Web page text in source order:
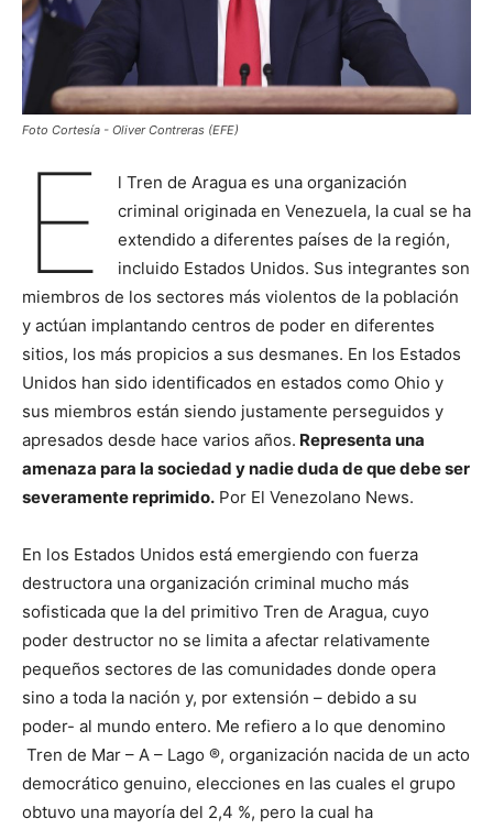
Foto Cortesía - Oliver Contreras (EFE)
E
l Tren de Aragua es una organización
criminal originada en Venezuela, la cual se ha
extendido a diferentes países de la región,
incluido Estados Unidos. Sus integrantes son
miembros de los sectores más violentos de la población
y actúan implantando centros de poder en diferentes
sitios, los más propicios a sus desmanes. En los Estados
Unidos han sido identificados en estados como Ohio y
sus miembros están siendo justamente perseguidos y
apresados desde hace varios años. Representa una
amenaza para la sociedad y nadie duda de que debe ser
severamente reprimido. Por El Venezolano News.
En los Estados Unidos está emergiendo con fuerza
destructora una organización criminal mucho más
sofisticada que la del primitivo Tren de Aragua, cuyo
poder destructor no se limita a afectar relativamente
pequeños sectores de las comunidades donde opera
sino a toda la nación y, por extensión – debido a su
poder- al mundo entero. Me refiero a lo que denomino
Tren de Mar – A – Lago ®, organización nacida de un acto
democrático genuino, elecciones en las cuales el grupo
obtuvo una mayoría del 2,4 %, pero la cual ha